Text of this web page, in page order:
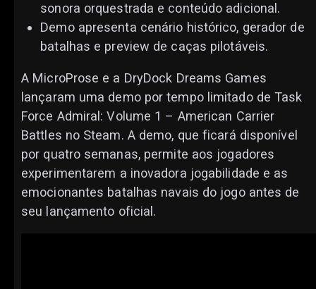
sonora orquestrada e conteúdo adicional.
Demo apresenta cenário histórico, gerador de
batalhas e preview de caças pilotáveis.
A MicroProse e a DryDock Dreams Games
lançaram uma demo por tempo limitado de Task
Force Admiral: Volume 1 – American Carrier
Battles no Steam. A demo, que ficará disponível
por quatro semanas, permite aos jogadores
experimentarem a inovadora jogabilidade e as
emocionantes batalhas navais do jogo antes de
seu lançamento oficial.